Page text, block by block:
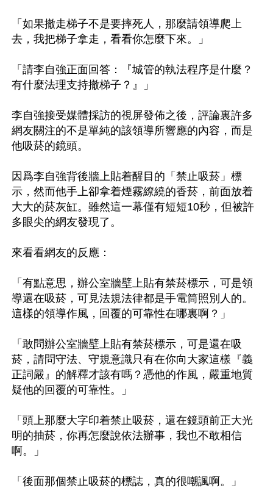
「如果撤走梯子不是要摔死人，那麼請領導爬上
去，我把梯子拿走，看看你怎麼下來。」
「請李自強正面回答：『城管的執法程序是什麼？
有什麼法理支持撤梯子？』」
李自強接受媒體採訪的視屏發佈之後，評論裏許多
網友關注的不是單純的該領導所響應的內容，而是
他吸菸的鏡頭。
因爲李自強背後牆上貼着醒目的「禁止吸菸」標
示，然而他手上卻拿着煙霧繚繞的香菸，前面放着
大大的菸灰缸。雖然這一幕僅有短短10秒，但被許
多眼尖的網友發現了。
來看看網友的反應：
「有點意思，辦公室牆壁上貼有禁菸標示，可是領
導還在吸菸，可見法規法律都是手電筒照別人的。
這樣的領導作風，回覆的可靠性在哪裏啊？」
「敢問辦公室牆壁上貼有禁菸標示，可是還在吸
菸，請問守法、守規意識只有在你向大家這樣『義
正詞嚴』的解釋才該有嗎？憑他的作風，嚴重地質
疑他的回覆的可靠性。」
「頭上那麼大字印着禁止吸菸，還在鏡頭前正大光
明的抽菸，你再怎麼說依法辦事，我也不敢相信
啊。」
「後面那個禁止吸菸的標誌，真的很嘲諷啊。」